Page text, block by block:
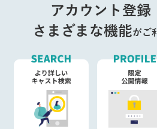
アカウント登録
さまざまな機能がご